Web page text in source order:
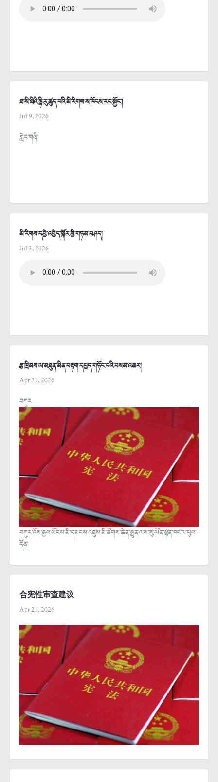
ཐ་སི་ཐིའི་རྙི་རུ་ཚུད་པའི་མི་རིགས་ས་ཁོངས་རང་སྐྱོང་།
Jul 9, 2026
གླེང་གཞི།
མི་རིགས་དབྱེ་འབྱེད་སྐོར་གྱི་གཏམ་བཤད།
Jul 3, 2026
རྩ་ཁྲིམས་ལ་མཐུན་མིན་བརྟག་དཔྱད་གཏོང་བའི་བསམ་འཆར།
Apr 21, 2026
བཀུར
བཀུར་འོས་རྒྱལ་ཡོངས་མི་དམངས་འཐུས་མི་ཚོགས་ཆེན་རྒྱུན་ལས་ཨུ་ཡོན་ལྷན་ཁང་ལ་ཕུལ་
དོན།
合宪性审查建议
Apr 21, 2026